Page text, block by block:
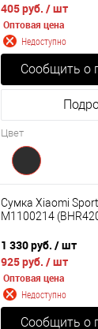
405 руб. / шт
Оптовая цена
Недоступно
Сообщить о
Цвет
Сумка Xiaomi
M1100214
1 330 руб. / шт
925 руб. / шт
Оптовая цена
Недоступно
Сообщить о